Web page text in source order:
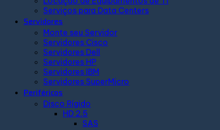
Serviços para Data Centers
Servidores
Monte seu Servidor
Servidores Cisco
Servidores Dell
Servidores HP
Servidores IBM
Servidores SuperMicro
Periféricos
Disco Rígido
HD 2.5
SAS